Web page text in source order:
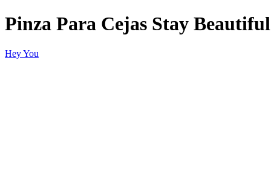
Pinza Para Cejas Stay Beautiful
Hey You